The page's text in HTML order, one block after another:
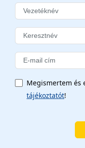
Megismertem és
tájékoztatót!